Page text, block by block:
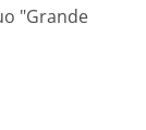
"Grande